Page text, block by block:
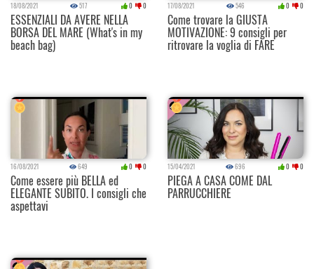
18/08/2021 517 0 0
ESSENZIALI DA AVERE NELLA
BORSA DEL MARE (What's in my
beach bag)
17/08/2021 546 0 0
Come trovare la GIUSTA
MOTIVAZIONE: 9 consigli per
ritrovare la voglia di FARE
16/08/2021 649 0 0
Come essere più BELLA ed
ELEGANTE SUBITO. I consigli che
aspettavi
15/04/2021 696 0 0
PIEGA A CASA COME DAL
PARRUCCHIERE